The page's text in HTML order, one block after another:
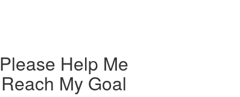
Please Help Me
Reach My Goal